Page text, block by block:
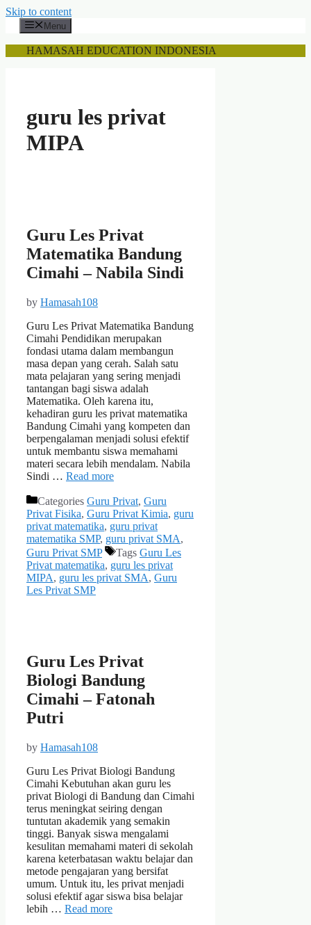
Skip to content
Menu
HAMASAH EDUCATION INDONESIA
guru les privat
MIPA
Guru Les Privat
Matematika Bandung
Cimahi – Nabila Sindi
by Hamasah108
Guru Les Privat Matematika Bandung
Cimahi Pendidikan merupakan
fondasi utama dalam membangun
masa depan yang cerah. Salah satu
mata pelajaran yang sering menjadi
tantangan bagi siswa adalah
Matematika. Oleh karena itu,
kehadiran guru les privat matematika
Bandung Cimahi yang kompeten dan
berpengalaman menjadi solusi efektif
untuk membantu siswa memahami
materi secara lebih mendalam. Nabila
Sindi … Read more
Categories Guru Privat, Guru
Privat Fisika, Guru Privat Kimia, guru
privat matematika, guru privat
matematika SMP, guru privat SMA,
Guru Privat SMP
Tags Guru Les
Privat matematika, guru les privat
MIPA, guru les privat SMA, Guru
Les Privat SMP
Guru Les Privat
Biologi Bandung
Cimahi – Fatonah
Putri
by Hamasah108
Guru Les Privat Biologi Bandung
Cimahi Kebutuhan akan guru les
privat Biologi di Bandung dan Cimahi
terus meningkat seiring dengan
tuntutan akademik yang semakin
tinggi. Banyak siswa mengalami
kesulitan memahami materi di sekolah
karena keterbatasan waktu belajar dan
metode pengajaran yang bersifat
umum. Untuk itu, les privat menjadi
solusi efektif agar siswa bisa belajar
lebih … Read more